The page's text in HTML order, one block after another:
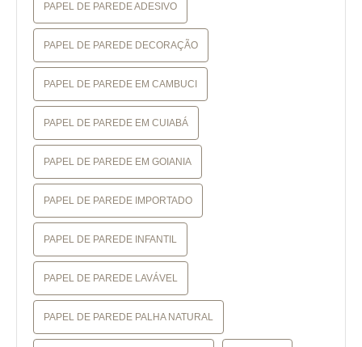
PAPEL DE PAREDE ADESIVO
PAPEL DE PAREDE DECORAÇÃO
PAPEL DE PAREDE EM CAMBUCI
PAPEL DE PAREDE EM CUIABÁ
PAPEL DE PAREDE EM GOIANIA
PAPEL DE PAREDE IMPORTADO
PAPEL DE PAREDE INFANTIL
PAPEL DE PAREDE LAVÁVEL
PAPEL DE PAREDE PALHA NATURAL